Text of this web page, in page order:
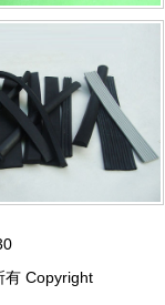
Copyright